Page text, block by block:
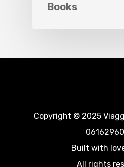
Books
Copyright © 2025
Built with
All rights